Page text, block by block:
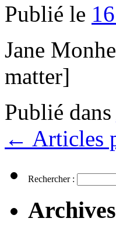
Publié le
Jane
matter]
Publié dans
← Articles
Rechercher :
Archives